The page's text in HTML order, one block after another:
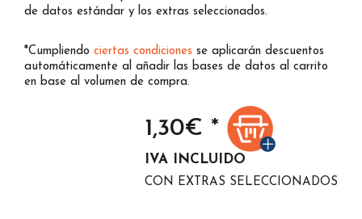
de datos estándar y los extras seleccionados.
*Cumpliendo ciertas condiciones se aplicarán descuentos
automáticamente al añadir las bases de datos al carrito
en base al volumen de compra.
1,30€ *
IVA INCLUIDO
CON EXTRAS SELECCIONADOS